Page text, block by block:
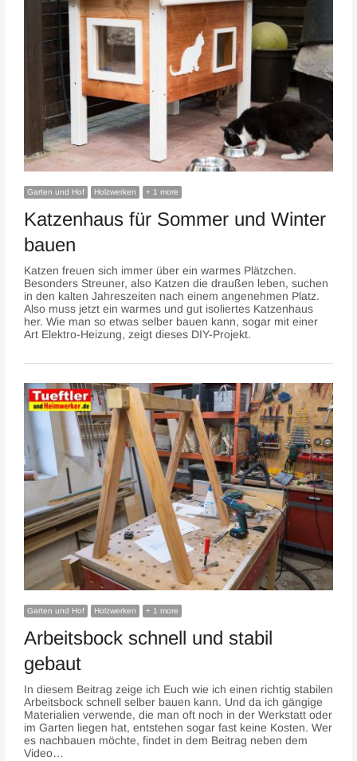
Garten und Hof Holzwerken + 1 more
Katzenhaus für Sommer und Winter
bauen
Katzen freuen sich immer über ein warmes Plätzchen.
Besonders Streuner, also Katzen die draußen leben, suchen
in den kalten Jahreszeiten nach einem angenehmen Platz.
Also muss jetzt ein warmes und gut isoliertes Katzenhaus
her. Wie man so etwas selber bauen kann, sogar mit einer
Art Elektro-Heizung, zeigt dieses DIY-Projekt.
Garten und Hof Holzwerken + 1 more
Arbeitsbock schnell und stabil
gebaut
In diesem Beitrag zeige ich Euch wie ich einen richtig stabilen
Arbeitsbock schnell selber bauen kann. Und da ich gängige
Materialien verwende, die man oft noch in der Werkstatt oder
im Garten liegen hat, entstehen sogar fast keine Kosten. Wer
es nachbauen möchte, findet in dem Beitrag neben dem
Video…